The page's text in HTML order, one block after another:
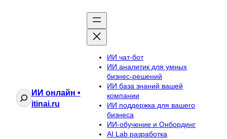
ПоискИИ онлайн •
itinai.ru
ИИ чат-бот
ИИ аналитик для умных
бизнес-решений
ИИ база знаний вашей
компании
ИИ поддержка для вашего
бизнеса
ИИ-обучение и Онбординг
AI Lab разработка